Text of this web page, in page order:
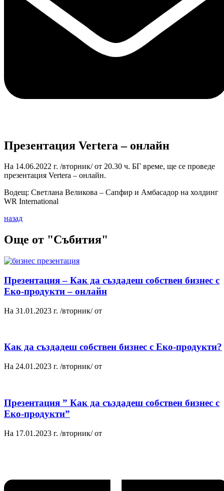
Презентация Vertera – онлайн
На 14.06.2022 г. /вторник/ от 20.30 ч. БГ време, ще се проведе
презентация Vertera – онлайн.
Водещ: Светлана Великова – Сапфир и Амбасадор на холдинг
WR International
назад
Още от "Събития"
Презентация – Как да създадеш собствен бизнес с
Еко-продукти – онлайн
На 31.01.2023 г. /вторник/ от
Как да създадеш собствен бизнес с Еко-продукти?
На 24.01.2023 г. /вторник/ от
Презентация ” Как да създадеш собствен бизнес с
Еко-продукти”
На 17.01.2023 г. /вторник/ от